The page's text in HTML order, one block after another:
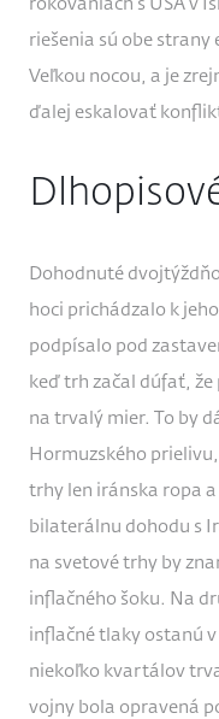
rokovaniach s USA v
riešenia sú obe strany
Veľkou nocou, a je
ďalej eskalovať
Dohodnuté
hoci prichádzalo k
podpísalo pod
keď trh začal dúfať,
na trvalý mier. To by
Hormuzského
trhy len iránska ropa
bilaterálnu dohodu s
na svetové trhy by
inflačného šoku. Na
inflačné tlaky ostanú
niekoľko kvartálov
vojny bola opravená